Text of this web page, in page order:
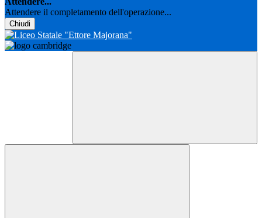
Attendere il completamento dell'operazione...
Chiudi